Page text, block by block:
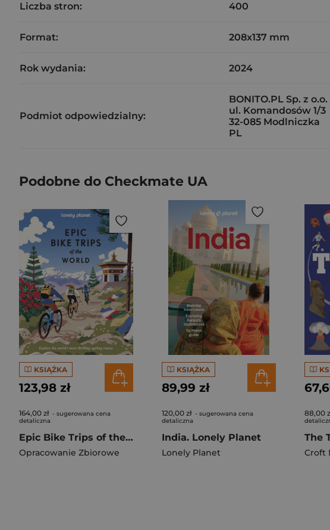
Liczba stron: 400
Format: 208x137 mm
Rok wydania: 2024
Podmiot odpowiedzialny:
BONITO.PL Sp. z o.o.
ul. Komandosów 1/3
32-085 Modlniczka
PL
Podobne do Checkmate UA
KSIĄŻKA
123,98 zł
164,00 zł - sugerowana cena
detaliczna
Epic Bike Trips of the World. Lonely Planet
Opracowanie Zbiorowe
KSIĄŻKA
89,99 zł
120,00 zł - sugerowana cena
detaliczna
India. Lonely Planet
Lonely Planet
88,00
Croft